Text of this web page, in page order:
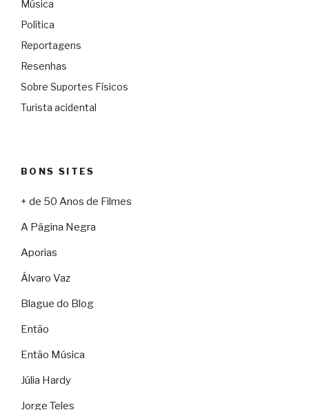
Música
Política
Reportagens
Resenhas
Sobre Suportes Físicos
Turista acidental
BONS SITES
+ de 50 Anos de Filmes
A Página Negra
Aporias
Álvaro Vaz
Blague do Blog
Então
Então Música
Júlia Hardy
Jorge Teles